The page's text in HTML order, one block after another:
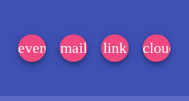
event_note
mail link cloud